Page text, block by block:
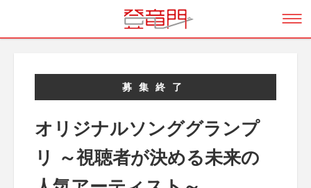
募集終了
オリジナルソンググランプ
リ ～視聴者が決める未来の